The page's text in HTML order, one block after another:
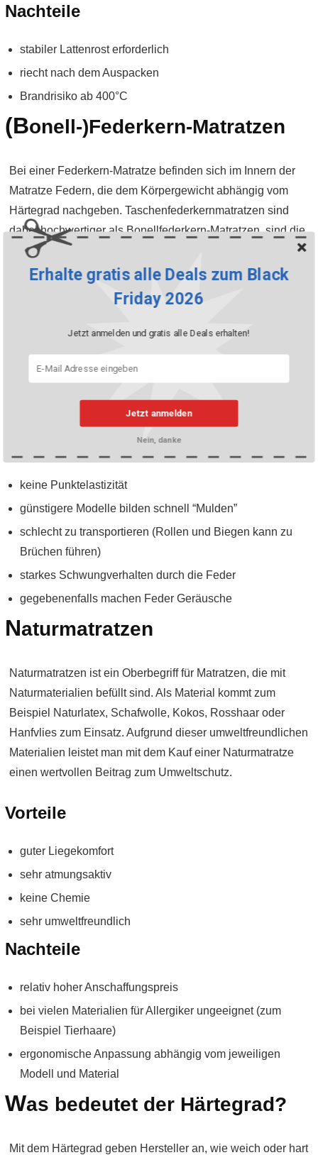
Nachteile
stabiler Lattenrost erforderlich
riecht nach dem Auspacken
Brandrisiko ab 400°C
(Bonell-)Federkern-Matratzen
Bei einer Federkern-Matratze befinden sich im Innern der
Matratze Federn, die dem Körpergewicht abhängig vom
Härtegrad nachgeben. Taschenfederkernmatratzen sind
dabei hochwertiger als Bonellfederkern-Matratzen, sind die
Federn bei ersterer Variante doch einzeln in Stofftaschen
eingenäht.
Flächenelastizität
auch mit einfachem Lattenrost nutzbar
keine Punktelastizität
günstigere Modelle bilden schnell “Mulden”
schlecht zu transportieren (Rollen und Biegen kann zu
Brüchen führen)
starkes Schwungverhalten durch die Feder
gegebenenfalls machen Feder Geräusche
Naturmatratzen
Naturmatratzen ist ein Oberbegriff für Matratzen, die mit
Naturmaterialien befüllt sind. Als Material kommt zum
Beispiel Naturlatex, Schafwolle, Kokos, Rosshaar oder
Hanfvlies zum Einsatz. Aufgrund dieser umweltfreundlichen
Materialien leistet man mit dem Kauf einer Naturmatratze
einen wertvollen Beitrag zum Umweltschutz.
Vorteile
guter Liegekomfort
sehr atmungsaktiv
keine Chemie
sehr umweltfreundlich
Nachteile
relativ hoher Anschaffungspreis
bei vielen Materialien für Allergiker ungeeignet (zum
Beispiel Tierhaare)
ergonomische Anpassung abhängig vom jeweiligen
Modell und Material
Was bedeutet der Härtegrad?
Mit dem Härtegrad geben Hersteller an, wie weich oder hart
Jetzt anmelden
Erhalte gratis alle Deals zum Black
Friday 2026
Jetzt anmelden und gratis alle Deals erhalten!
Nein, danke